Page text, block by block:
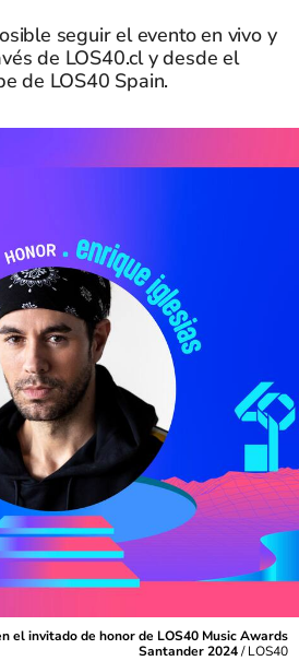
seguir el evento en vivo y
de LOS40.cl y desde el
de LOS40 Spain.
el invitado de honor de LOS40 Music Awards
Santander 2024/LOS40